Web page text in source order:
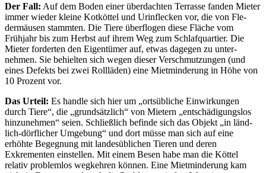
Der Fall: Auf dem Boden einer überdachten Terrasse fanden Mieter
im­mer wieder kleine Kotköttel und Urinflecken vor, die von Fle­
dermäusen stammten. Die Tiere überflogen diese Fläche vom
Frühjahr bis zum Herbst auf ihrem Weg zum Schlafquartier. Die
Mieter forderten den Eigentümer auf, etwas dagegen zu unter­
nehmen. Sie behielten sich wegen dieser Verschmutzungen (und
eines Defekts bei zwei Rollläden) eine Mietminderung in Höhe von
10 Prozent vor.
Das Urteil: Es handle sich hier um „ortsübliche Einwirkungen
durch Tiere“, die „grundsätzlich“ von Mietern „entschädigungslos
hinzu­nehmen“ seien. Schließlich befinde sich das Objekt „in länd­
lich-dörflicher Umgebung“ und dort müsse man sich auf eine
erhöhte Begegnung mit landesüblichen Tieren und deren
Exkrementen einstellen. Mit einem Besen habe man die Köttel
relativ problemlos wegkehren können. Eine Mietminderung kam